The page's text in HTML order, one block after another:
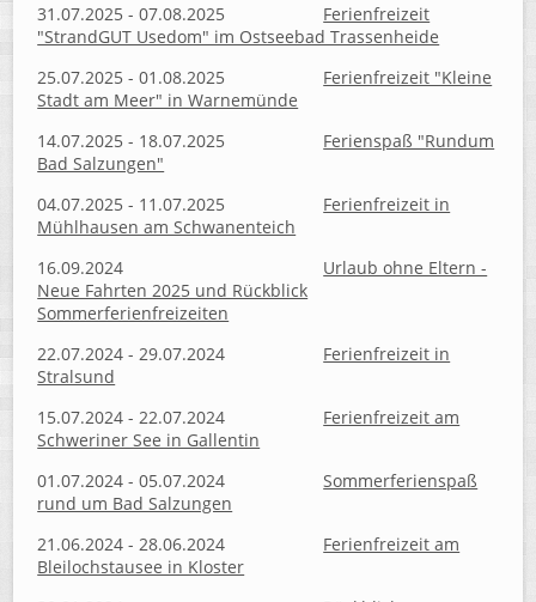
31.07.2025 - 07.08.2025
Ferienfreizeit
"StrandGUT Usedom" im Ostseebad Trassenheide
25.07.2025 - 01.08.2025
Ferienfreizeit "Kleine
Stadt am Meer" in Warnemünde
14.07.2025 - 18.07.2025
Ferienspaß "Rundum
Bad Salzungen"
04.07.2025 - 11.07.2025
Ferienfreizeit in
Mühlhausen am Schwanenteich
16.09.2024
Urlaub ohne Eltern -
Neue Fahrten 2025 und Rückblick
Sommerferienfreizeiten
22.07.2024 - 29.07.2024
Ferienfreizeit in
Stralsund
15.07.2024 - 22.07.2024
Ferienfreizeit am
Schweriner See in Gallentin
01.07.2024 - 05.07.2024
Sommerferienspaß
rund um Bad Salzungen
21.06.2024 - 28.06.2024
Ferienfreizeit am
Bleilochstausee in Kloster